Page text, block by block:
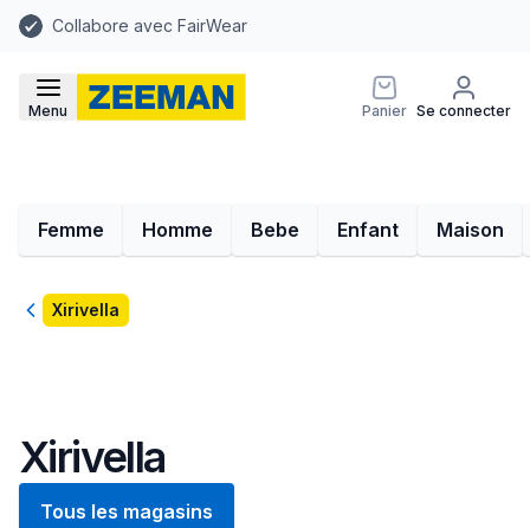
Collabore avec FairWear
Menu Panier Se connecter
Femme Homme Bebe Enfant Maison
RetourXirivella
Xirivella
Tous les magasins